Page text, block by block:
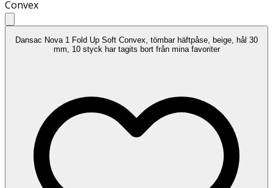
Convex
Dansac Nova 1 Fold Up Soft Convex, tömbar häftpåse, beige, hål 30
mm, 10 styck har tagits bort från mina favoriter